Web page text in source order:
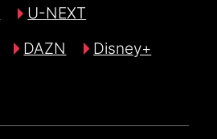
U-NEXT
DAZN
Disney+